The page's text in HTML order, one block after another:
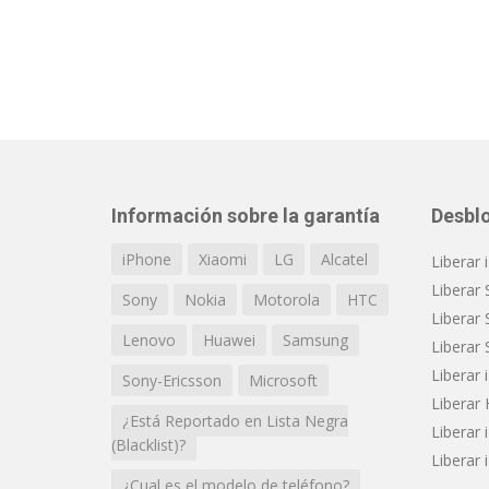
Información sobre la garantía
iPhone Xiaomi LG
Alcatel
Sony
Nokia Motorola
HTC
Lenovo
Huawei
Samsung
Sony-Ericsson
Microsoft
¿Está Reportado en Lista Negra
(Blacklist)?
Liberar
Liberar
Liberar
Liberar
Liberar
Liberar
Liberar
Liberar